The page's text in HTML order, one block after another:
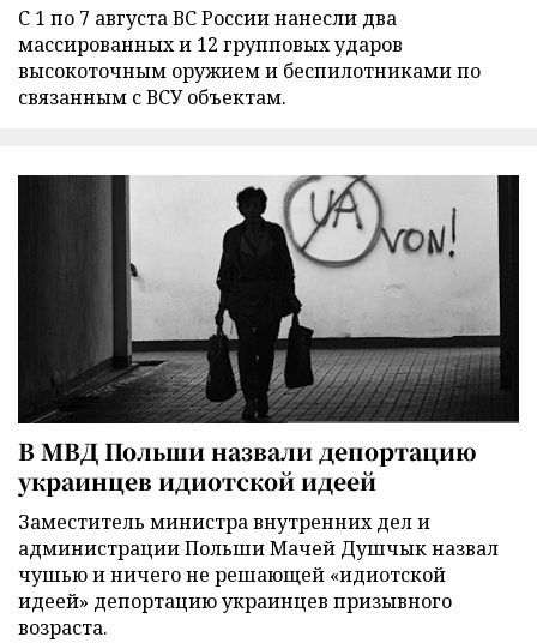
С 1 по 7 августа ВС России нанесли два
массированных и 12 групповых ударов
высокоточным оружием и беспилотниками по
связанным с ВСУ объектам.
В МВД Польши назвали депортацию
украинцев идиотской идеей
Заместитель министра внутренних дел и
администрации Польши Мачей Душчык назвал
чушью и ничего не решающей «идиотской
идеей» депортацию украинцев призывного
возраста.